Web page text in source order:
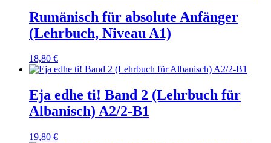
Rumänisch für absolute Anfänger
(Lehrbuch, Niveau A1)
18,80 €
Eja edhe ti! Band 2 (Lehrbuch für
Albanisch) A2/2-B1
19,80 €